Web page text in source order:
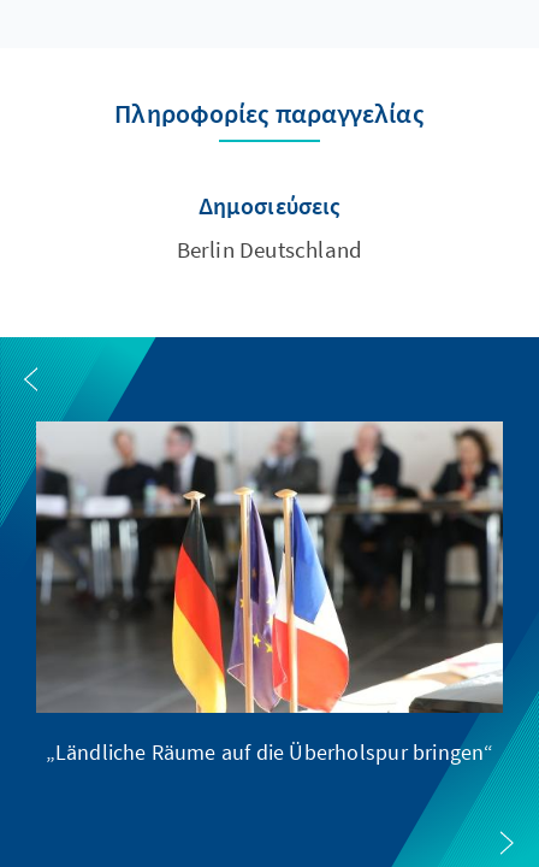
Πληροφορίες παραγγελίας
Δημοσιεύσεις
Berlin Deutschland
„Ländliche Räume auf die Überholspur bringen“